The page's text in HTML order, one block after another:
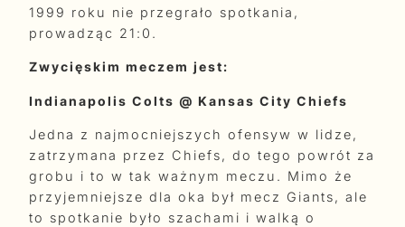
1999 roku nie przegrało spotkania,
prowadząc 21:0.
Zwycięskim meczem jest:
Indianapolis Colts @ Kansas City Chiefs
Jedna z najmocniejszych ofensyw w lidze,
zatrzymana przez Chiefs, do tego powrót za
grobu i to w tak ważnym meczu. Mimo że
przyjemniejsze dla oka był mecz Giants, ale
to spotkanie było szachami i walką o